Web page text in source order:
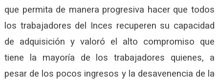
que permita de manera progresiva hacer que todos
los trabajadores del Inces recuperen su capacidad
de adquisición y valoró el alto compromiso que
tiene la mayoría de los trabajadores quienes, a
pesar de los pocos ingresos y la desavenencia de la